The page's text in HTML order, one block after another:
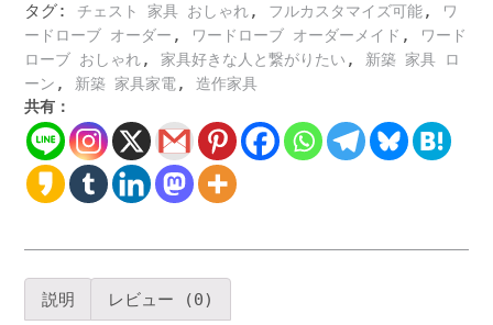
ワ
ー
ド
ロ
ー
ブ
ガ
ラ
ス
タグ: チェスト 家具 おしゃれ, フルカスタマイズ可能,
ワ
ードローブ オーダー , ワードローブ オーダーメイド ,
ワード
ローブ おしゃれ, 家具好きな人と繋がりたい ,
新築 家具 ロ
ーン , 新築 家具家電 , 造作家具
共有：
説明 レビュー (0)